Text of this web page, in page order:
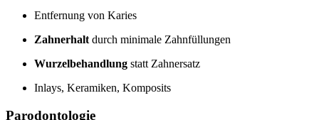
Entfernung von Karies
Zahnerhalt durch minimale Zahnfüllungen
Wurzelbehandlung statt Zahnersatz
Inlays, Keramiken, Komposits
Parodontologie